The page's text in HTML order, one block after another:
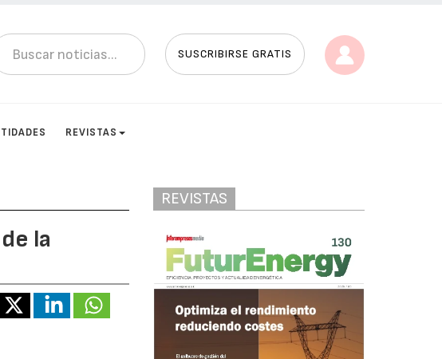
SUSCRIBIRSE GRATIS
REVISTAS
la
REVISTAS